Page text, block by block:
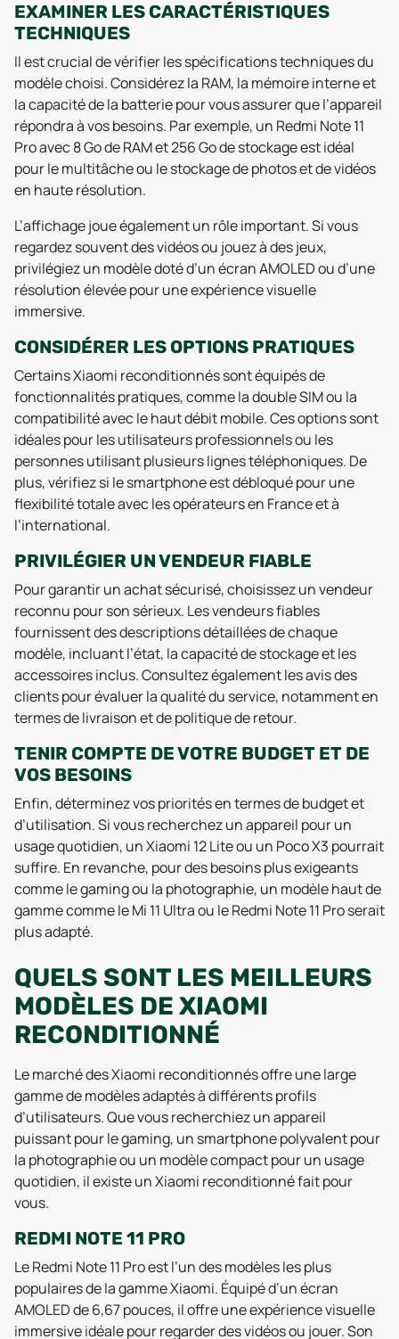
EXAMINER LES CARACTÉRISTIQUES
TECHNIQUES
Il est crucial de vérifier les spécifications techniques du
modèle choisi. Considérez la RAM, la mémoire interne et
la capacité de la batterie pour vous assurer que l’appareil
répondra à vos besoins. Par exemple, un Redmi Note 11
Pro avec 8 Go de RAM et 256 Go de stockage est idéal
pour le multitâche ou le stockage de photos et de vidéos
en haute résolution.
L’affichage joue également un rôle important. Si vous
regardez souvent des vidéos ou jouez à des jeux,
privilégiez un modèle doté d’un écran AMOLED ou d’une
résolution élevée pour une expérience visuelle
immersive.
CONSIDÉRER LES OPTIONS PRATIQUES
Certains Xiaomi reconditionnés sont équipés de
fonctionnalités pratiques, comme la double SIM ou la
compatibilité avec le haut débit mobile. Ces options sont
idéales pour les utilisateurs professionnels ou les
personnes utilisant plusieurs lignes téléphoniques. De
plus, vérifiez si le smartphone est débloqué pour une
flexibilité totale avec les opérateurs en France et à
l’international.
PRIVILÉGIER UN VENDEUR FIABLE
Pour garantir un achat sécurisé, choisissez un vendeur
reconnu pour son sérieux. Les vendeurs fiables
fournissent des descriptions détaillées de chaque
modèle, incluant l’état, la capacité de stockage et les
accessoires inclus. Consultez également les avis des
clients pour évaluer la qualité du service, notamment en
termes de livraison et de politique de retour.
TENIR COMPTE DE VOTRE BUDGET ET DE
VOS BESOINS
Enfin, déterminez vos priorités en termes de budget et
d’utilisation. Si vous recherchez un appareil pour un
usage quotidien, un Xiaomi 12 Lite ou un Poco X3 pourrait
suffire. En revanche, pour des besoins plus exigeants
comme le gaming ou la photographie, un modèle haut de
gamme comme le Mi 11 Ultra ou le Redmi Note 11 Pro serait
plus adapté.
QUELS SONT LES MEILLEURS
MODÈLES DE XIAOMI
RECONDITIONNÉ
Le marché des Xiaomi reconditionnés offre une large
gamme de modèles adaptés à différents profils
d’utilisateurs. Que vous recherchiez un appareil
puissant pour le gaming, un smartphone polyvalent pour
la photographie ou un modèle compact pour un usage
quotidien, il existe un Xiaomi reconditionné fait pour
vous.
REDMI NOTE 11 PRO
Le Redmi Note 11 Pro est l’un des modèles les plus
populaires de la gamme Xiaomi. Équipé d’un écran
AMOLED de 6,67 pouces, il offre une expérience visuelle
immersive idéale pour regarder des vidéos ou jouer. Son